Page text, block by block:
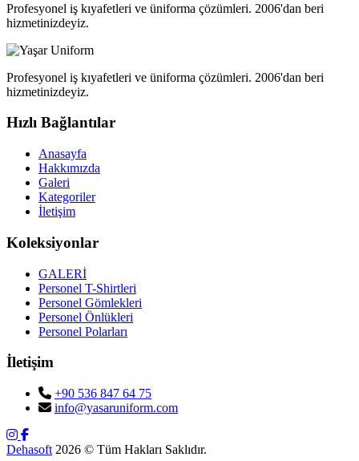
Profesyonel iş kıyafetleri ve üniforma çözümleri. 2006'dan beri
hizmetinizdeyiz.
Profesyonel iş kıyafetleri ve üniforma çözümleri. 2006'dan beri
hizmetinizdeyiz.
Hızlı Bağlantılar
Anasayfa
Hakkımızda
Galeri
Kategoriler
İletişim
Koleksiyonlar
GALERİ
Personel T-Shirtleri
Personel Gömlekleri
Personel Önlükleri
Personel Polarları
İletişim
+90 536 847 64 75
info@yasaruniform.com
Dehasoft 2026 © Tüm Hakları Saklıdır.